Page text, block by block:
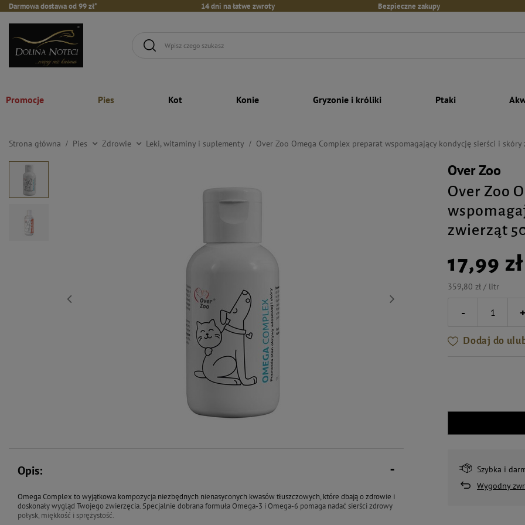
Darmowa dostawa od 99 zł* 14 dni na łatwe zwroty Bezpieczne zakupy
Promocje Pies Kot Konie Gryzonie i króliki Ptaki
Strona główna Pies Zdrowie Leki, witaminy i suplementy Over Zoo Omega Complex preparat wspomagający kondycję sierści i
Over Zoo
Over Zoo
zwierząt
17,99 zł
359,80 zł / litr
-
Dodaj do
Szybka i
Wygodny
Opis:
Omega Complex to wyjątkowa kompozycja niezbędnych nienasyconych kwasów tłuszczowych, które dbają o zdrowie i
doskonały wygląd Twojego zwierzęcia. Specjalnie dobrana formuła Omega-3 i Omega-6 pomaga nadać sierści zdrowy
połysk, miękkość i sprężystość.